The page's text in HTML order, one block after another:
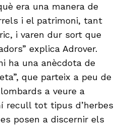
era una manera de
i el patrimoni, tant
i varen dur sort que
explica Adrover.
ha una anècdota de
que parteix a peu de
a veure a
recull tot tipus d’herbes
posen a discernir els